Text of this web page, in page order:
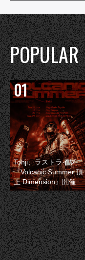
POPULAR
Tohji、ラストライブ
『Volcanic Summer 頂
上 Dimension』開催